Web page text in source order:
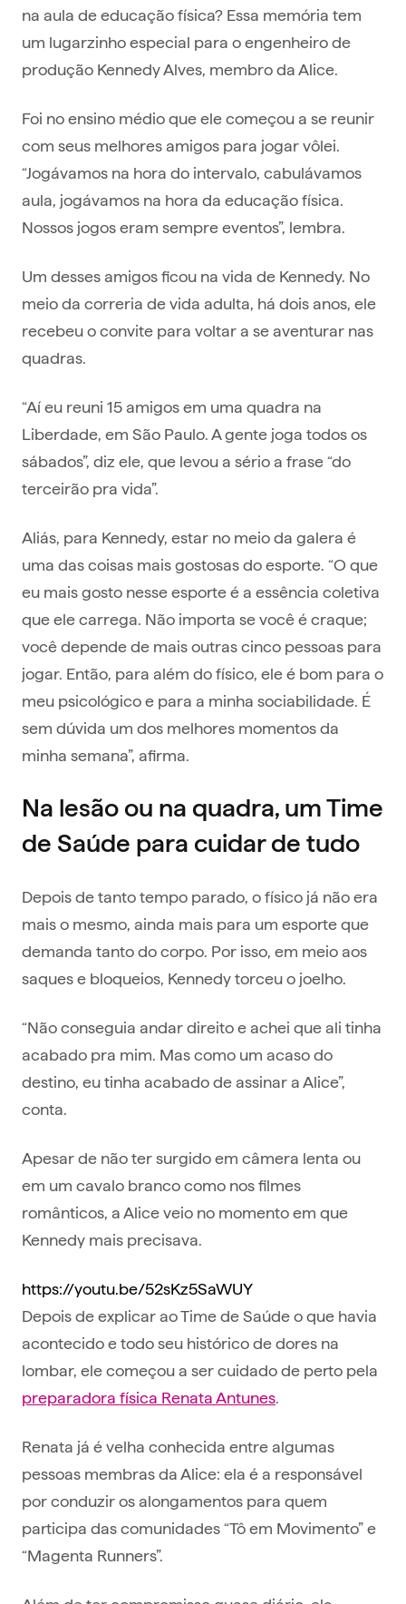
na aula de educação física? Essa memória tem
um lugarzinho especial para o engenheiro de
produção Kennedy Alves, membro da Alice.
Foi no ensino médio que ele começou a se reunir
com seus melhores amigos para jogar vôlei.
“Jogávamos na hora do intervalo, cabulávamos
aula, jogávamos na hora da educação física.
Nossos jogos eram sempre eventos”, lembra.
Um desses amigos ficou na vida de Kennedy. No
meio da correria de vida adulta, há dois anos, ele
recebeu o convite para voltar a se aventurar nas
quadras.
“Aí eu reuni 15 amigos em uma quadra na
Liberdade, em São Paulo. A gente joga todos os
sábados”, diz ele, que levou a sério a frase “do
terceirão pra vida”.
Aliás, para Kennedy, estar no meio da galera é
uma das coisas mais gostosas do esporte. “O que
eu mais gosto nesse esporte é a essência coletiva
que ele carrega. Não importa se você é craque;
você depende de mais outras cinco pessoas para
jogar. Então, para além do físico, ele é bom para o
meu psicológico e para a minha sociabilidade. É
sem dúvida um dos melhores momentos da
minha semana”, afirma.
Na lesão ou na quadra, um Time
de Saúde para cuidar de tudo
Depois de tanto tempo parado, o físico já não era
mais o mesmo, ainda mais para um esporte que
demanda tanto do corpo. Por isso, em meio aos
saques e bloqueios, Kennedy torceu o joelho.
“Não conseguia andar direito e achei que ali tinha
acabado pra mim. Mas como um acaso do
destino, eu tinha acabado de assinar a Alice”,
conta.
Apesar de não ter surgido em câmera lenta ou
em um cavalo branco como nos filmes
românticos, a Alice veio no momento em que
Kennedy mais precisava.
https://youtu.be/52sKz5SaWUY
Depois de explicar ao Time de Saúde o que havia
acontecido e todo seu histórico de dores na
lombar, ele começou a ser cuidado de perto pela
preparadora física Renata Antunes.
Renata já é velha conhecida entre algumas
pessoas membras da Alice: ela é a responsável
por conduzir os alongamentos para quem
participa das comunidades “Tô em Movimento” e
“Magenta Runners”.